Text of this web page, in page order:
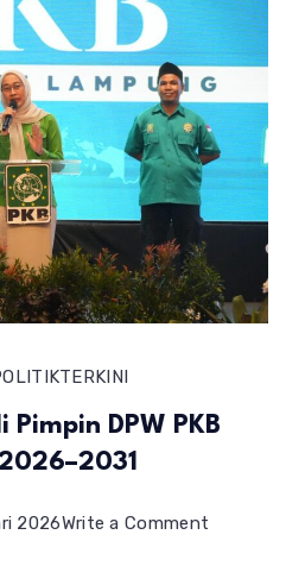
TERKINI
Pimpin DPW PKB
2026Write a Comment